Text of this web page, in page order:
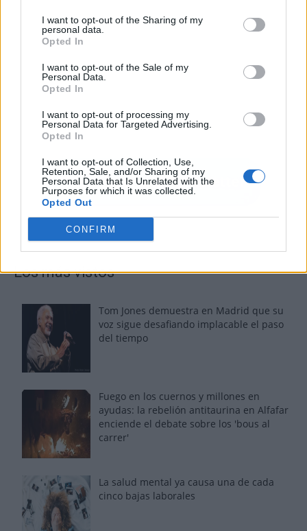
I want to opt-out of the Sharing of my
personal data.
Opted In
I want to opt-out of the Sale of my
Personal Data.
Opted In
I want to opt-out of processing my
Personal Data for Targeted Advertising.
Opted In
I want to opt-out of Collection, Use,
Retention, Sale, and/or Sharing of my
Personal Data that Is Unrelated with the
Purposes for which it was collected.
Opted Out
CONFIRM
Los más vistos
Tom Jones demuestra en Madrid que su
voz sigue desafiando implacable el paso
del tiempo
Fuego en los cuernos y millones en
ayudas: la rebelión antitaurina en Alfafar
enciende el debate sobre los 'bous al
carrer'
La salud mental ya causa una de cada
cinco bajas laborales